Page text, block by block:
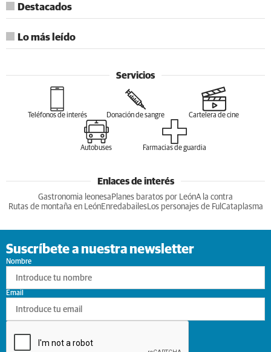
Destacados
Lo más leído
Servicios
Teléfonos de interés Donación de sangre Cartelera de cine
Autobuses Farmacias de guardia
Enlaces de interés
Gastronomia leonesa Planes baratos por LeónA la contra
Rutas de montaña en LeónEnredabailesLos personajes de Ful Cataplasma
Suscríbete a nuestra newsletter
Nombre
Email